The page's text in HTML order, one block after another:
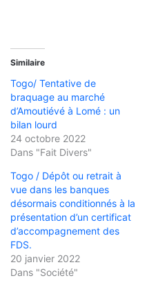
Similaire
Togo/ Tentative de
braquage au marché
d’Amoutiévé à Lomé : un
bilan lourd
24 octobre 2022
Dans "Fait Divers"
Togo / Dépôt ou retrait à
vue dans les banques
désormais conditionnés à la
présentation d’un certificat
d’accompagnement des
FDS.
20 janvier 2022
Dans "Société"